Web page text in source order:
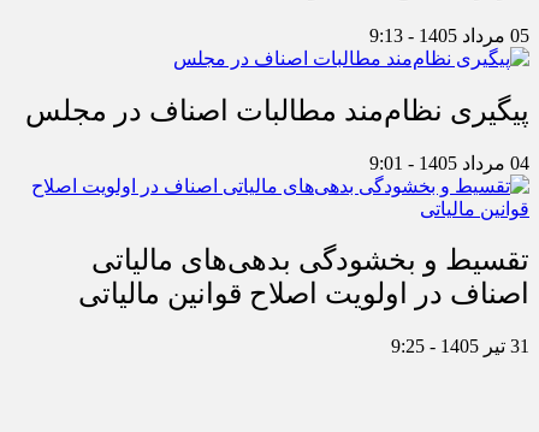
05 مرداد 1405 - 9:13
پیگیری نظام‌مند مطالبات اصناف در مجلس
04 مرداد 1405 - 9:01
تقسیط و بخشودگی بدهی‌های مالیاتی
اصناف در اولویت اصلاح قوانین مالیاتی
31 تیر 1405 - 9:25